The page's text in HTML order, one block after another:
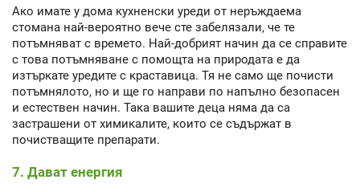
Ако имате у дома кухненски уреди от неръждаема
стомана най-вероятно вече сте забелязали, че те
потъмняват с времето. Най-добрият начин да се справите
с това потъмняване с помощта на природата е да
изтъркате уредите с краставица. Тя не само ще почисти
потъмнялото, но и ще го направи по напълно безопасен
и естествен начин. Така вашите деца няма да са
застрашени от химикалите, които се съдържат в
почистващите препарати.
7. Дават енергия